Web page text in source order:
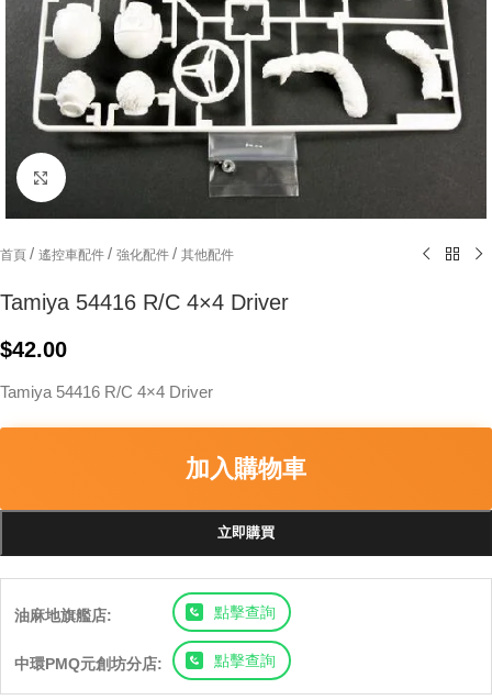
Click to enlarge
首頁 / 遙控車配件 / 強化配件 / 其他配件
Tamiya 54416 R/C 4×4 Driver
$42.00
Tamiya 54416 R/C 4×4 Driver
加入購物車
立即購買
油麻地旗艦店: 點擊查詢
中環PMQ元創坊分店: 點擊查詢